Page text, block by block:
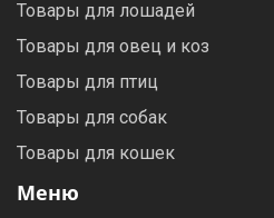
Товары для лошадей
Товары для овец и коз
Товары для птиц
Товары для собак
Товары для кошек
Меню